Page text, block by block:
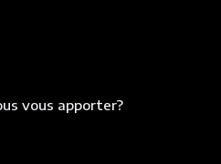
vous apporter?